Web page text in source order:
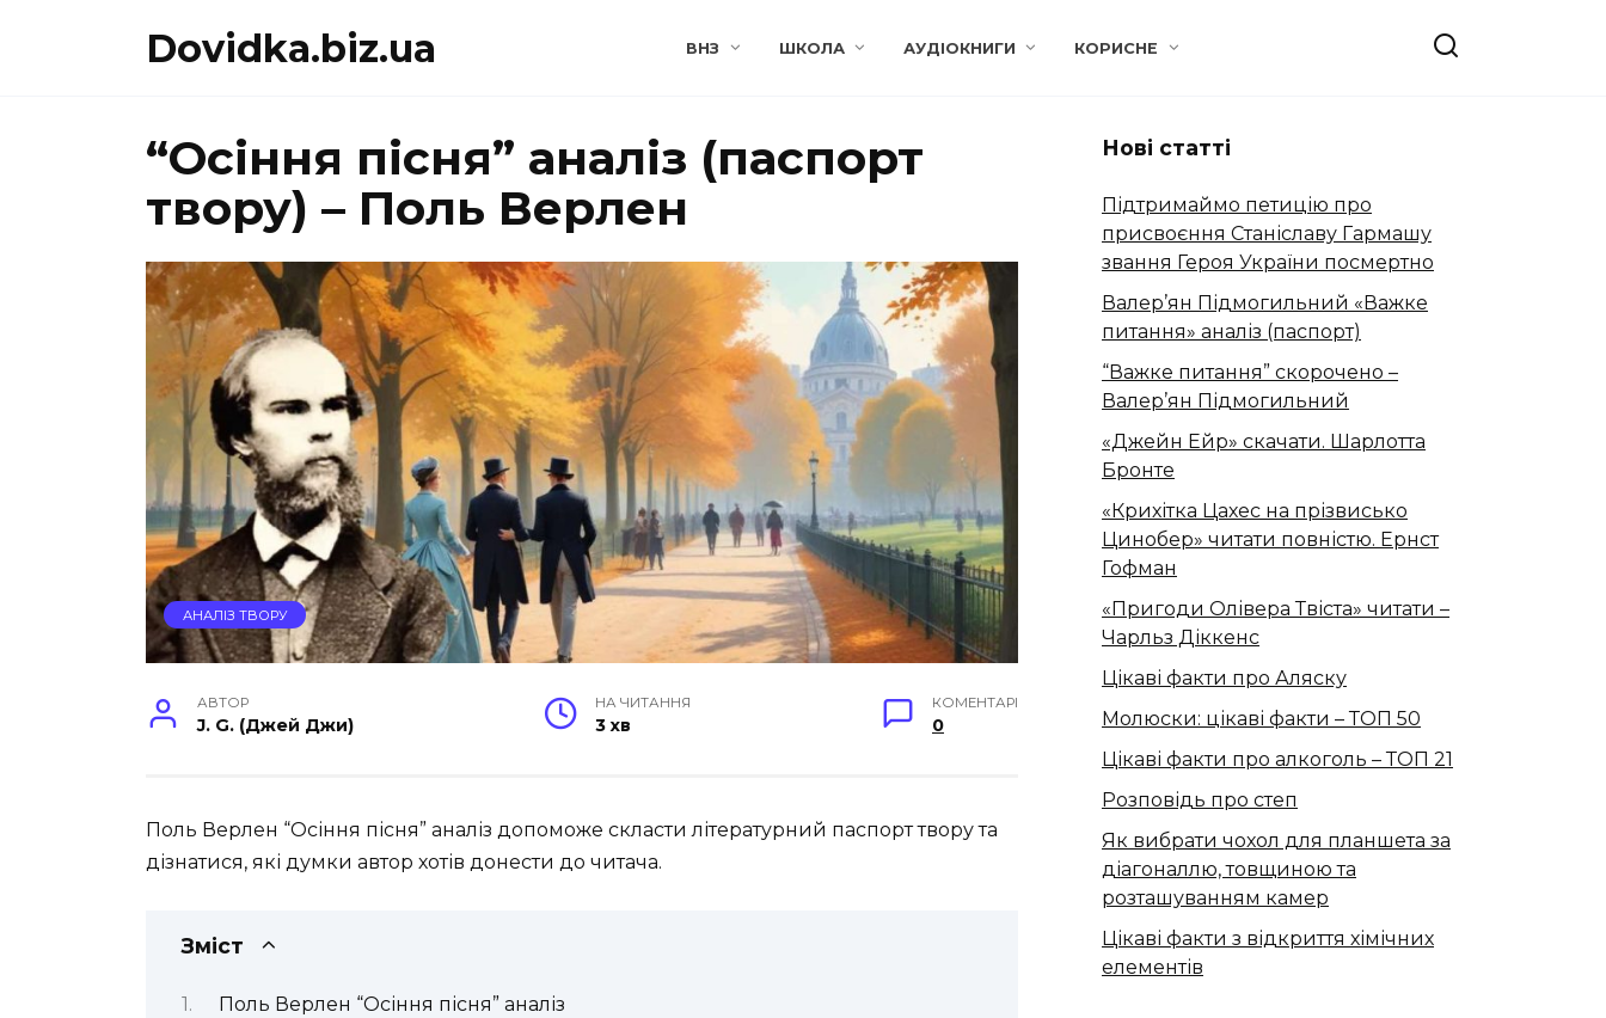
Dovidka.biz.ua ВНЗ ШКОЛА АУДІОКНИГИ КОРИСНЕ
“Осіння пісня” аналіз (паспорт
твору) – Поль Верлен
АНАЛІЗ ТВОРУ
АВТОР
J. G. (Джей Джи)
НА ЧИТАННЯ
3 хв
КОМЕНТАРІ
0
Поль Верлен “Осіння пісня” аналіз допоможе скласти літературний паспорт твору та
дізнатися, які думки автор хотів донести до читача.
Зміст
Поль Верлен “Осіння пісня” аналіз
Нові статті
Підтримаймо петицію про
присвоєння Станіславу Гармашу
звання Героя України посмертно
Валер’ян Підмогильний «Важке
питання» аналіз (паспорт)
“Важке питання” скорочено –
Валер’ян Підмогильний
«Джейн Ейр» скачати. Шарлотта
Бронте
«Крихітка Цахес на прізвисько
Цинобер» читати повністю. Ернст
Гофман
«Пригоди Олівера Твіста» читати –
Чарльз Діккенс
Цікаві факти про Аляску
Молюски: цікаві факти – ТОП 50
Цікаві факти про алкоголь – ТОП 21
Розповідь про степ
Як вибрати чохол для планшета за
діагоналлю, товщиною та
розташуванням камер
Цікаві факти з відкриття хімічних
елементів